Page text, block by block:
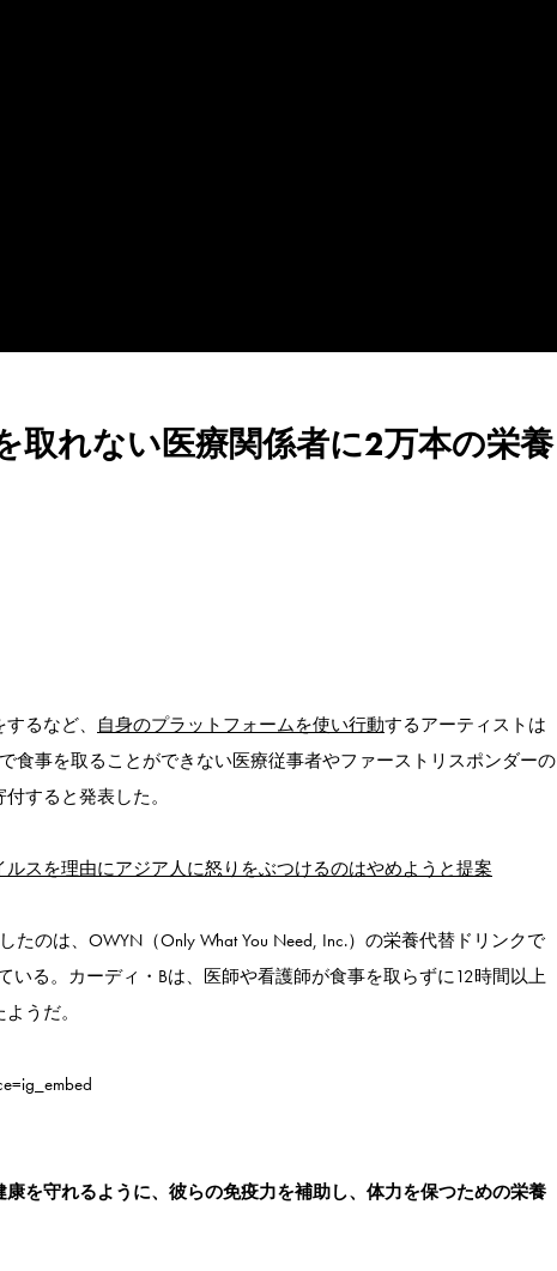
取れない医療関係者に2万本の栄養
するなど、 自身のプラットフォームを使い行動するアーティストは
食事を取ることができない医療従事者やファーストリスポンダーの
すると発表した。
スを理由にアジア人に怒りをぶつけるのはやめようと提案
のは、OWYN（Only What You Need, Inc.）の栄養代替ドリンクで
いる。カーディ・Bは、医師や看護師が食事を取らずに12時間以上
うだ。
を守れるように、彼らの免疫力を補助し、体力を保つための栄養